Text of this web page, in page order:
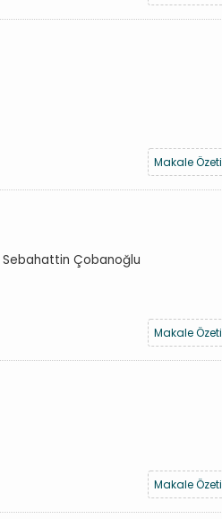
Makale Özeti
Sebahattin Çobanoğlu
Makale Özeti
Makale Özeti